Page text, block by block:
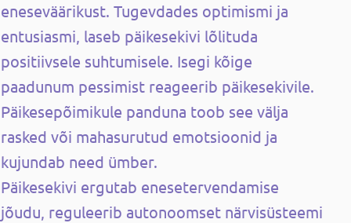
eneseväärikust. Tugevdades optimismi ja
entusiasmi, laseb päikesekivi lõlituda
positiivsele suhtumisele. Isegi kõige
paadunum pessimist reageerib päikesekivile.
Päikesepõimikule panduna toob see välja
rasked või mahasurutud emotsioonid ja
kujundab need ümber.
Päikesekivi ergutab enesetervendamise
jõudu, reguleerib autonoomset närvisüsteemi